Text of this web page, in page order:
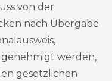
von der
nach Übergabe
genehmigt werden,
gesetzlichen